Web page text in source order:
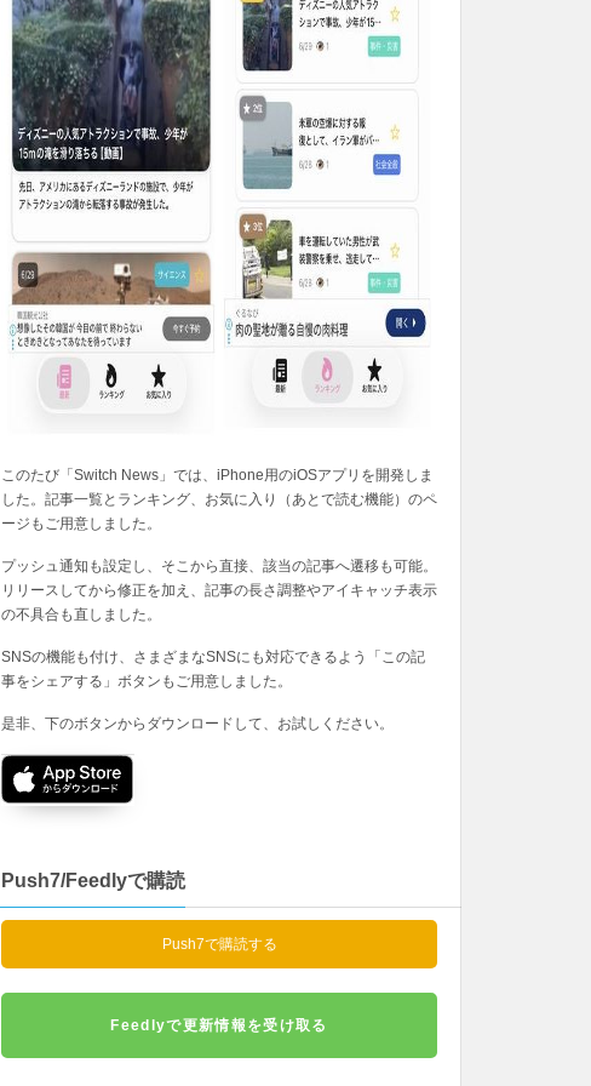
このたび「Switch News」では、iPhone用のiOSアプリを開発しま
した。記事一覧とランキング、お気に入り（あとで読む機能）のペ
ージもご用意しました。
プッシュ通知も設定し、そこから直接、該当の記事へ遷移も可能。
リリースしてから修正を加え、記事の長さ調整やアイキャッチ表示
の不具合も直しました。
SNSの機能も付け、さまざまなSNSにも対応できるよう「この記
事をシェアする」ボタンもご用意しました。
是非、下のボタンからダウンロードして、お試しください。
Push7/Feedlyで購読
Push7で購読する
Feedlyで更新情報を受け取る